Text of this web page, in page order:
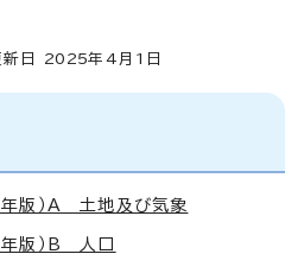
日 2025年4月1日
版）A 土地及び気象
版）B 人口